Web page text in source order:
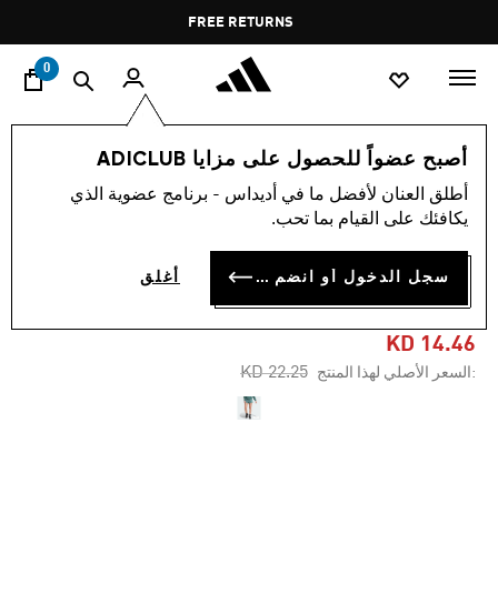
Pause
promotion
rotation
FREE RETURNS
0
أصبح عضواً للحصول على مزايا ADICLUB
أطلق العنان لأفضل ما في أديداس - برنامج عضوية الذي
يكافئك على القيام بما تحب.
سجل الدخول أو انضم الآن أغلق
النساء ملابس
-35%
شورت جل للجري ADIZERO
ARCHIVE من أديداس
KD 14.46
:السعر الأصلي لهذا المنتج Price reduced from
KD 22.25
to